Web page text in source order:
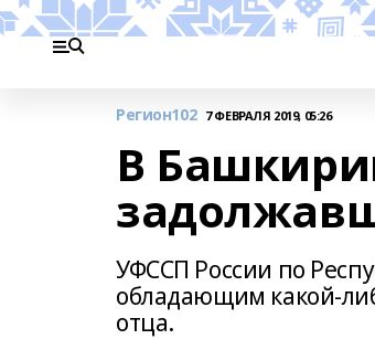
Регион102 7 ФЕВРАЛЯ 2019, 05:26
В
УФССП России по
обладающим какой-
отца.